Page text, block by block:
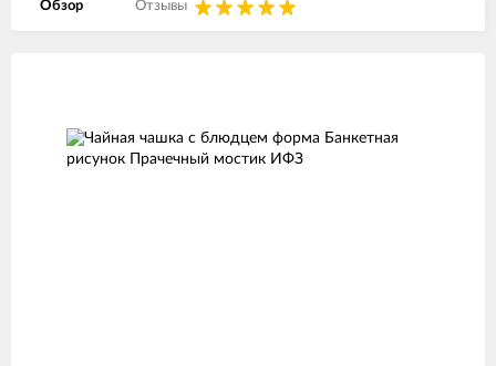
Обзор Отзывы